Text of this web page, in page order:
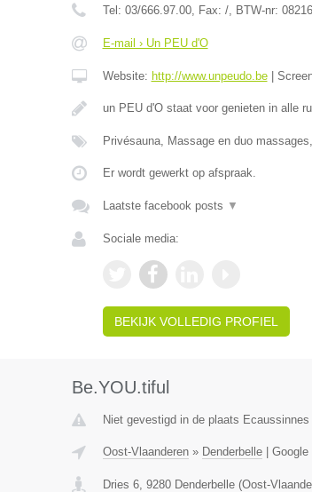
Tel: 03/666.97.00, Fax: /, BTW-nr:
E-mail › Un PEU d'O
Website: http://www.unpeudo.be|
un PEU d'O staat voor genieten in alle
Privésauna, Massage en duo
Er wordt gewerkt op afspraak.
Laatste facebook posts ▼
Sociale media:
BEKIJK VOLLEDIG PROFIEL
Be.YOU.tiful
Niet gevestigd in de plaats
Oost-Vlaanderen» Denderbelle| Google
Dries 6, 9280 Denderbelle(Oost-